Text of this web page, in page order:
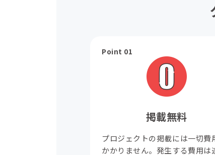
Point 01
掲載無料
プロジェクトの掲載には一切費
かかりません。発生する費用は